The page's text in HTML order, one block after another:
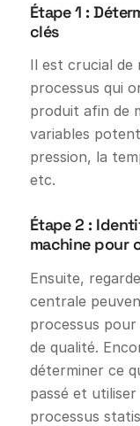
Étape 1 :
clés
Il est crucial de
processus qui
produit afin de
variables
pression, la
etc.
Étape 2 :
machine pour
Ensuite,
centrale
processus
de qualité.
déterminer ce
passé et
processus